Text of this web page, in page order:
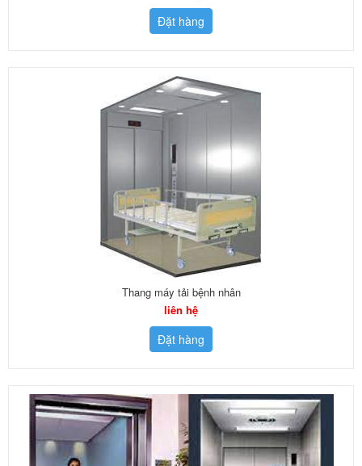
Đặt hàng
Thang máy tải bệnh nhân
liên hệ
Đặt hàng